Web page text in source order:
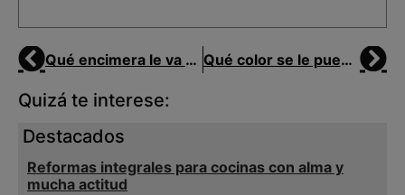
Qué encimera le va a una cocina blanca Qué color se le puede poner a una cocina
Quizá te interese:
Destacados
Reformas integrales para cocinas con alma y
mucha actitud